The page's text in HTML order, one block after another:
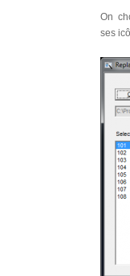
On
ses